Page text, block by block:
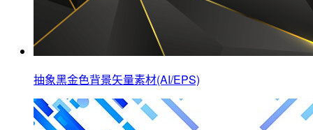
抽象黑金色背景矢量素材(AI/EPS)